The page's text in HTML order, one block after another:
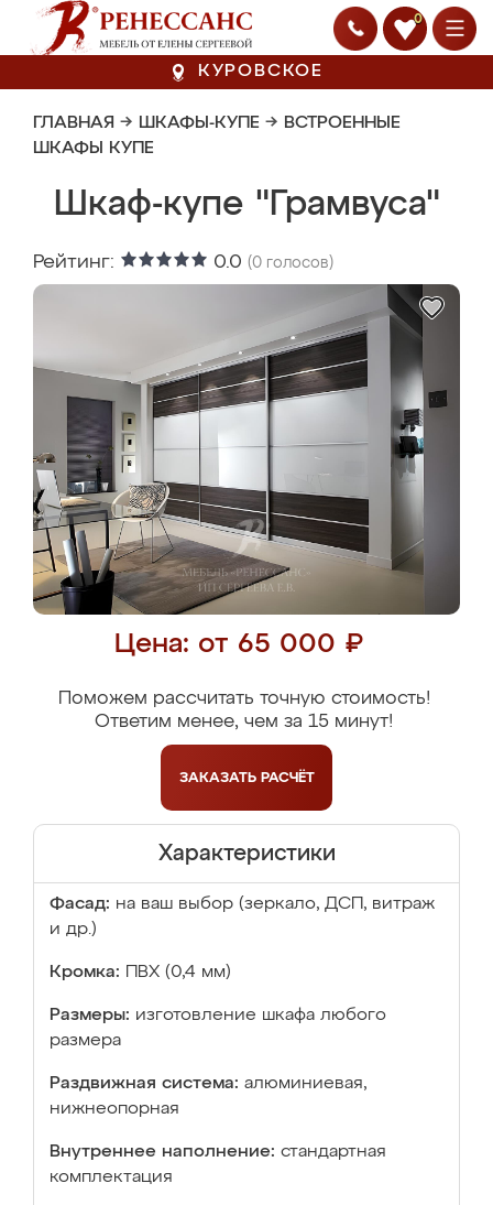
0
КУРОВСКОЕ
ГЛАВНАЯ → ШКАФЫ-КУПЕ → ВСТРОЕННЫЕ
ШКАФЫ КУПЕ
Шкаф-купе "Грамвуса"
Рейтинг: 0.0 (0 голосов)
Цена: от 65 000 ₽
Поможем рассчитать точную стоимость!
Ответим менее, чем за 15 минут!
ЗАКАЗАТЬ РАСЧЁТ
Характеристики
Фасад: на ваш выбор (зеркало, ДСП, витраж
и др.)
Кромка: ПВХ (0,4 мм)
Размеры: изготовление шкафа любого
размера
Раздвижная система: алюминиевая,
нижнеопорная
Внутреннее наполнение: стандартная
комплектация